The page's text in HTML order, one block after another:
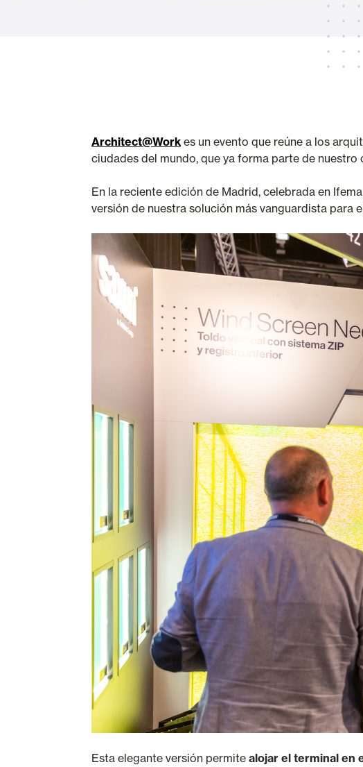
Architect@Work es un evento que reúne a los
ciudades del mundo, que ya forma parte de
En la reciente edición de Madrid, celebrada en
versión de nuestra solución más vanguardista
Esta elegante versión permite alojar el terminal en